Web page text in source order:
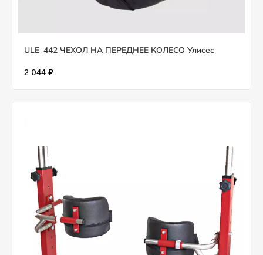
ULE_442 ЧЕХОЛ НА ПЕРЕДНЕЕ КОЛЕСО Улисес
2 044 ₽